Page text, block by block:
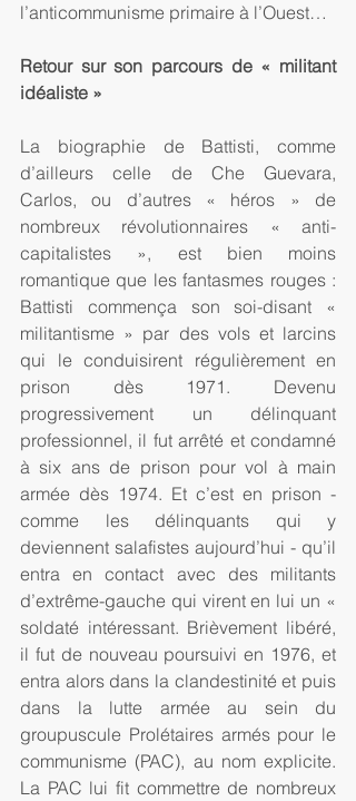
l’anticommunisme primaire à l’Ouest…
Retour sur son parcours de « militant
idéaliste »
La biographie de Battisti, comme
d’ailleurs celle de Che Guevara,
Carlos, ou d’autres « héros » de
nombreux révolutionnaires « anti-
capitalistes », est bien moins
romantique que les fantasmes rouges :
Battisti commença son soi-disant «
militantisme » par des vols et larcins
qui le conduisirent régulièrement en
prison dès 1971. Devenu
progressivement un délinquant
professionnel, il fut arrêté et condamné
à six ans de prison pour vol à main
armée dès 1974. Et c’est en prison -
comme les délinquants qui y
deviennent salafistes aujourd’hui - qu’il
entra en contact avec des militants
d’extrême-gauche qui virent en lui un «
soldaté intéressant. Brièvement libéré,
il fut de nouveau poursuivi en 1976, et
entra alors dans la clandestinité et puis
dans la lutte armée au sein du
groupuscule Prolétaires armés pour le
communisme (PAC), au nom explicite.
La PAC lui fit commettre de nombreux